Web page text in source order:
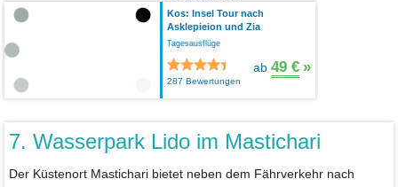
Kos: Insel Tour nach
Asklepieion und Zia
Tagesausflüge
287 Bewertungen
ab 49 € »
7. Wasserpark Lido im Mastichari
Der Küstenort Mastichari bietet neben dem Fährverkehr nach